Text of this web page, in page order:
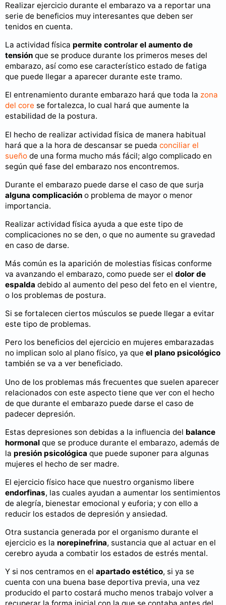
Realizar ejercicio durante el embarazo va a reportar una
serie de beneficios muy interesantes que deben ser
tenidos en cuenta.
La actividad física permite controlar el aumento de
tensión que se produce durante los primeros meses del
embarazo, así como ese característico estado de fatiga
que puede llegar a aparecer durante este tramo.
El entrenamiento durante embarazo hará que toda la zona
del core se fortalezca, lo cual hará que aumente la
estabilidad de la postura.
El hecho de realizar actividad física de manera habitual
hará que a la hora de descansar se pueda conciliar el
sueño de una forma mucho más fácil; algo complicado en
según qué fase del embarazo nos encontremos.
Durante el embarazo puede darse el caso de que surja
alguna complicación o problema de mayor o menor
importancia.
Realizar actividad física ayuda a que este tipo de
complicaciones no se den, o que no aumente su gravedad
en caso de darse.
Más común es la aparición de molestias físicas conforme
va avanzando el embarazo, como puede ser el dolor de
espalda debido al aumento del peso del feto en el vientre,
o los problemas de postura.
Si se fortalecen ciertos músculos se puede llegar a evitar
este tipo de problemas.
Pero los beneficios del ejercicio en mujeres embarazadas
no implican solo al plano físico, ya que el plano psicológico
también se va a ver beneficiado.
Uno de los problemas más frecuentes que suelen aparecer
relacionados con este aspecto tiene que ver con el hecho
de que durante el embarazo puede darse el caso de
padecer depresión.
Estas depresiones son debidas a la influencia del balance
hormonal que se produce durante el embarazo, además de
la presión psicológica que puede suponer para algunas
mujeres el hecho de ser madre.
El ejercicio físico hace que nuestro organismo libere
endorfinas, las cuales ayudan a aumentar los sentimientos
de alegría, bienestar emocional y euforia; y con ello a
reducir los estados de depresión y ansiedad.
Otra sustancia generada por el organismo durante el
ejercicio es la norepinefrina, sustancia que al actuar en el
cerebro ayuda a combatir los estados de estrés mental.
Y si nos centramos en el apartado estético, si ya se
cuenta con una buena base deportiva previa, una vez
producido el parto costará mucho menos trabajo volver a